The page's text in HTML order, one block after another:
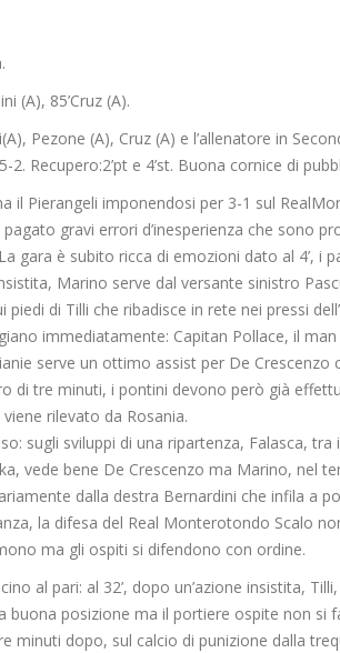
(A), 85’Cruz (A).
(A), Pezone (A), Cruz (A) e l’allenatore in
2. Recupero:2’pt e 4’st. Buona cornice di
il Pierangeli imponendosi per 3-1 sul Real
gravi errori d’inesperienza che sono
gara è subito ricca di emozioni dato al 4’, i
Marino serve dal versante sinistro
piedi di Tilli che ribadisce in rete nei pressi
immediatamente: Capitan Pollace, il man
e serve un ottimo assist per De Crescenzo
di tre minuti, i pontini devono però già
viene rilevato da Rosania.
sugli sviluppi di una ripartenza, Falasca, tra
, vede bene De Crescenzo ma Marino, nel
dalla destra Bernardini che infila a
la difesa del Real Monterotondo Scalo
ma gli ospiti si difendono con ordine.
al pari: al 32’, dopo un’azione insistita, Tilli
buona posizione ma il portiere ospite non si
minuti dopo, sul calcio di punizione dalla